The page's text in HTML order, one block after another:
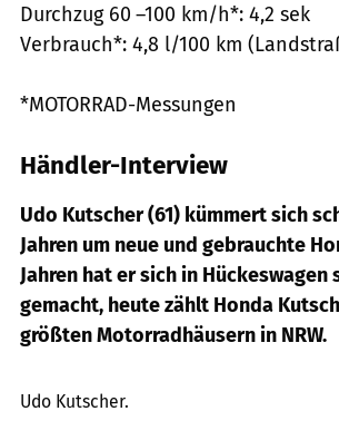
Durchzug 60 –100 km/h*: 4,2 sek
Verbrauch*: 4,8 l/100 km
*MOTORRAD-Messungen
Händler-Interview
Udo Kutscher (61) kümmert sich
Jahren um neue und gebrauchte
Jahren hat er sich in
gemacht, heute zählt Honda
größten Motorradhäusern in NRW.
Udo Kutscher.